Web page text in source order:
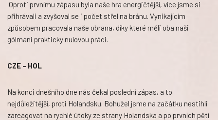
Oproti prvnímu zápasu byla naše hra energičtější, více jsme si
přihrávali a zvyšoval se i počet střel na bránu. Vynikajícím
způsobem pracovala naše obrana, díky které měli oba naši
gólmani prakticky nulovou práci.
CZE – HOL
Na konci dnešního dne nás čekal poslední zápas, a to
nejdůležitější, proti Holandsku. Bohužel jsme na začátku nestihli
zareagovat na rychlé útoky ze strany Holandska a po prvních pěti